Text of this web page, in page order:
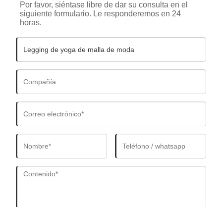
Por favor, siéntase libre de dar su consulta en el
siguiente formulario. Le responderemos en 24
horas.